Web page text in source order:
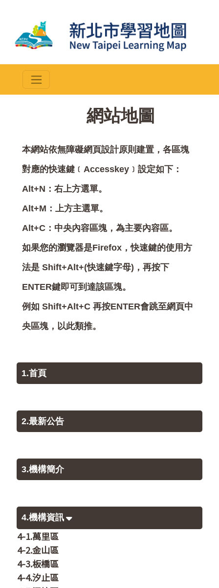
網站地圖
本網站依無障礙網頁設計原則建置，各區塊
對應的快速鍵﹝Accesskey﹞設定如下：
Alt+N：右上方選單。
Alt+M：上方主選單。
Alt+C：中央內容區塊，為主要內容區。
如果您的瀏覽器是Firefox，快速鍵的使用方
法是 Shift+Alt+(快速鍵字母)，再按下
ENTER鍵即可到達該區塊。
例如 Shift+Alt+C 再按ENTER會跳至網頁中
央區塊，以此類推。
1.首頁
2.最新公告
3.機構簡介
4.機構資訊
4-1.萬里區
4-2.金山區
4-3.板橋區
4-4.汐止區